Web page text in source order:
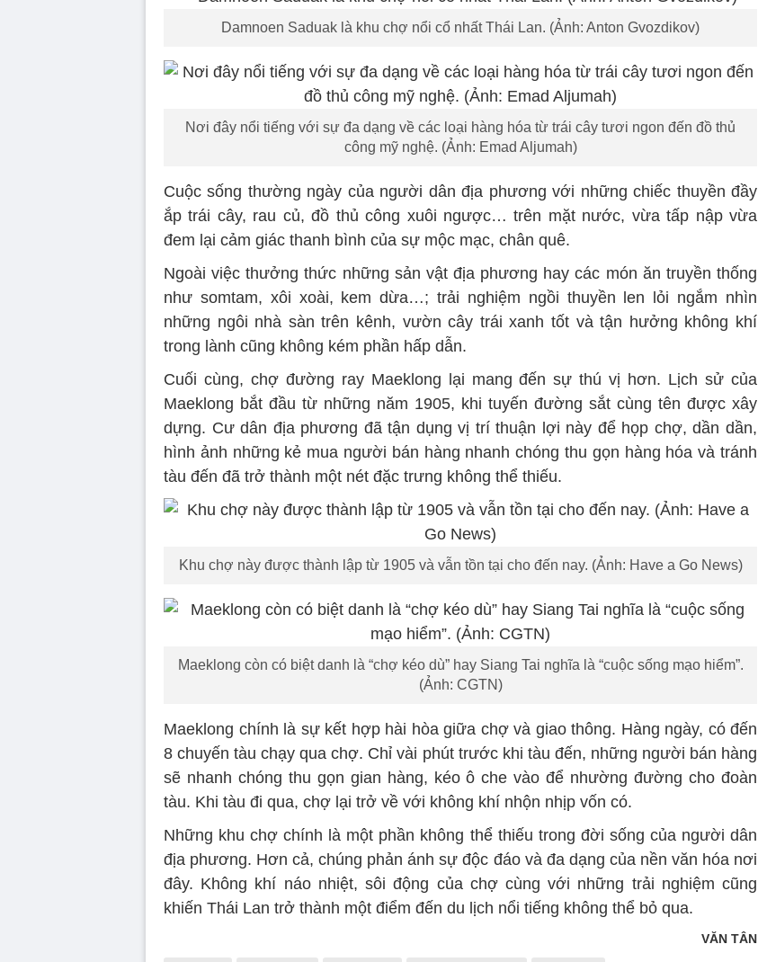
Damnoen Saduak là khu chợ nổi cổ nhất Thái Lan. (Ảnh: Anton Gvozdikov)
Nơi đây nổi tiếng với sự đa dạng về các loại hàng hóa từ trái cây tươi ngon đến đồ thủ
công mỹ nghệ. (Ảnh: Emad Aljumah)
Cuộc sống thường ngày của người dân địa phương với những chiếc thuyền đầy
ắp trái cây, rau củ, đồ thủ công xuôi ngược… trên mặt nước, vừa tấp nập vừa
đem lại cảm giác thanh bình của sự mộc mạc, chân quê.
Ngoài việc thưởng thức những sản vật địa phương hay các món ăn truyền thống
như somtam, xôi xoài, kem dừa…; trải nghiệm ngồi thuyền len lỏi ngắm nhìn
những ngôi nhà sàn trên kênh, vườn cây trái xanh tốt và tận hưởng không khí
trong lành cũng không kém phần hấp dẫn.
Cuối cùng, chợ đường ray Maeklong lại mang đến sự thú vị hơn. Lịch sử của
Maeklong bắt đầu từ những năm 1905, khi tuyến đường sắt cùng tên được xây
dựng. Cư dân địa phương đã tận dụng vị trí thuận lợi này để họp chợ, dần dần,
hình ảnh những kẻ mua người bán hàng nhanh chóng thu gọn hàng hóa và tránh
tàu đến đã trở thành một nét đặc trưng không thể thiếu.
Khu chợ này được thành lập từ 1905 và vẫn tồn tại cho đến nay. (Ảnh: Have a Go News)
Maeklong còn có biệt danh là “chợ kéo dù” hay Siang Tai nghĩa là “cuộc sống mạo hiểm”.
(Ảnh: CGTN)
Maeklong chính là sự kết hợp hài hòa giữa chợ và giao thông. Hàng ngày, có đến
8 chuyến tàu chạy qua chợ. Chỉ vài phút trước khi tàu đến, những người bán hàng
sẽ nhanh chóng thu gọn gian hàng, kéo ô che vào để nhường đường cho đoàn
tàu. Khi tàu đi qua, chợ lại trở về với không khí nhộn nhịp vốn có.
Những khu chợ chính là một phần không thể thiếu trong đời sống của người dân
địa phương. Hơn cả, chúng phản ánh sự độc đáo và đa dạng của nền văn hóa nơi
đây. Không khí náo nhiệt, sôi động của chợ cùng với những trải nghiệm cũng
khiến Thái Lan trở thành một điểm đến du lịch nổi tiếng không thể bỏ qua.
VĂN TÂN